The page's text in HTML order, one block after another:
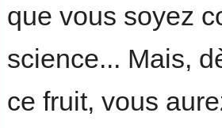
que vous soyez
science... Mais,
ce fruit, vous